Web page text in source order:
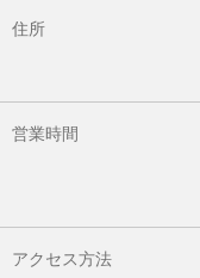
住所
営業時間
アクセス方法